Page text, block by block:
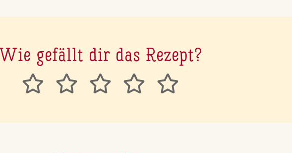
Wie gefällt dir das Rezept?